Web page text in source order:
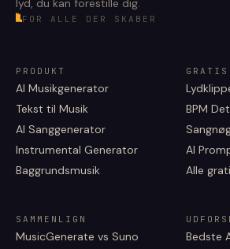
lyd, du kan forestille dig.
FOR ALLE DER SKABER
PRODUKT
AI Musikgenerator
Tekst til Musik
AI Sanggenerator
Instrumental Generator
Baggrundsmusik
BPM
AI
Alle
SAMMENLIGN
MusicGenerate vs Suno
Bedste